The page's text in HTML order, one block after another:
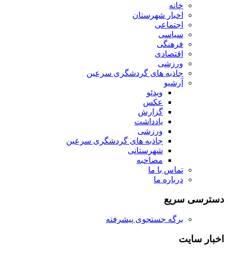
خانه
اخبار شهرستان
اجتماعی
سیاسی
فرهنگی
اقتصادی
ورزشی
جاذبه های گردشگری سرعین
آرشیو
ویدئو
عکس
گزارش
یادداشت
ورزشی
جاذبه های گردشگری سرعین
شهرستانی
مصاحبه
تماس با ما
درباره ما
دسترسی سریع
برگه جستجوی پیشرفته
اخبار سایت